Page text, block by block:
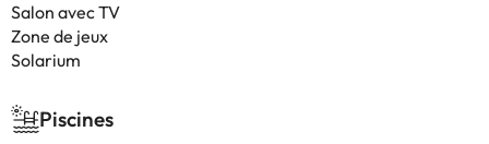
Salon avec TV
Zone de jeux
Solarium
Piscines